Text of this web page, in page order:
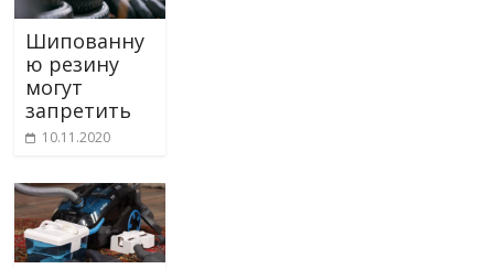
Шипованну
ю резину
могут
запретить
10.11.2020